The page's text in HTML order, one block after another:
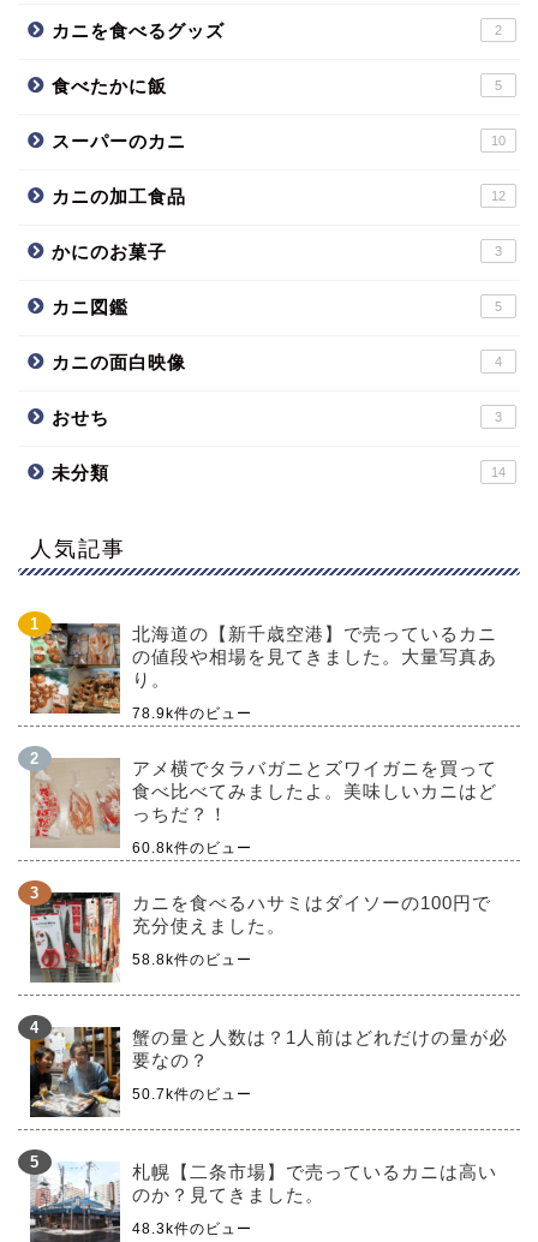
カニを食べるグッズ 2
食べたかに飯 5
スーパーのカニ 10
カニの加工食品 12
かにのお菓子 3
カニ図鑑 5
カニの面白映像 4
おせち 3
未分類 14
人気記事
北海道の【新千歳空港】で売っているカニ
の値段や相場を見てきました。大量写真あ
り。
78.9k件のビュー
アメ横でタラバガニとズワイガニを買って
食べ比べてみましたよ。美味しいカニはど
っちだ？！
60.8k件のビュー
カニを食べるハサミはダイソーの100円で
充分使えました。
58.8k件のビュー
蟹の量と人数は？1人前はどれだけの量が必
要なの？
50.7k件のビュー
札幌【二条市場】で売っているカニは高い
のか？見てきました。
48.3k件のビュー